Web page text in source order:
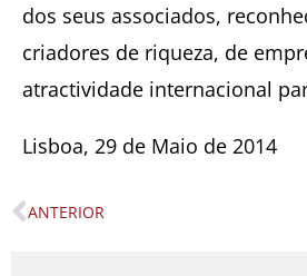
dos seus associados,
criadores de riqueza, de
atractividade internacional
Lisboa, 29 de Maio de 2014
Prev
ANTERIOR